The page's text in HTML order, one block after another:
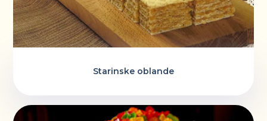
Starinske oblande